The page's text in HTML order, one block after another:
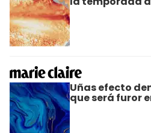
Uñas efecto
que será furor